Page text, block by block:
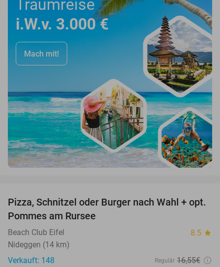
Traumreise
i.W.v. 3.000 €
Mach mit!
24%
Pizza, Schnitzel oder Burger nach Wahl + opt.
Pommes am Rursee
Beach Club Eifel 8.5 star
Nideggen (14 km)
Verkauft: 148
Regulär 16,55€